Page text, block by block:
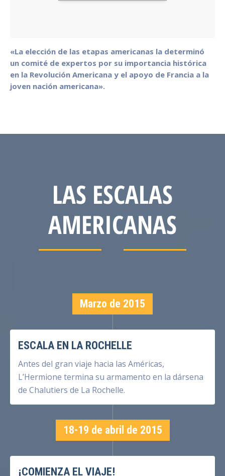
«La elección de las etapas americanas la determinó
un comité de expertos por su importancia histórica
en la Revolución Americana y el apoyo de Francia a la
joven nación americana».
LAS ESCALAS
AMERICANAS
Marzo de 2015
ESCALA EN LA ROCHELLE
Antes del gran viaje hacia las Américas,
L’Hermione termina su armamento en la dársena
de Chalutiers de La Rochelle.
18-19 de abril de 2015
¡COMIENZA EL VIAJE!